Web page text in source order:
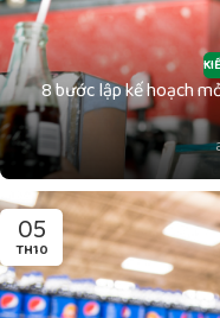
8 bước lập kế hoạch
05
TH10